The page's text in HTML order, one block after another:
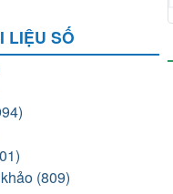
LIỆU SỐ
(809)